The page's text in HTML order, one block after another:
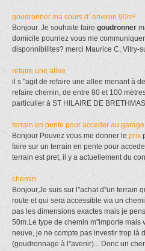
goudronner ma cours d’ environ 90m²
Bonjour. Je souhaite faire goudronner
domicile pourriez vous me
disponnibilites? merci Maurice C, Vitry-
refaire une allee
il s ''agit de refaire une allee menant à
refaire chemin, de entre 80 et 100
particulier à ST HILAIRE DE BRETHMAS
terrain en pente pour acceder au garage
Bonjour Pouvez vous me donner le prix
faire sur un terrain en pente pour
terrain est pret, il y a actuellement du
chemin
Bonjour,Je suis sur l''achat d''un terrain
route et qui sera accessible via un
pas les dimensions exactes mais je
50m.Le type de chemin m''importe mais
neuve, je ne compte pas investir trop là
(goudronnage à l''avenir)... Donc un